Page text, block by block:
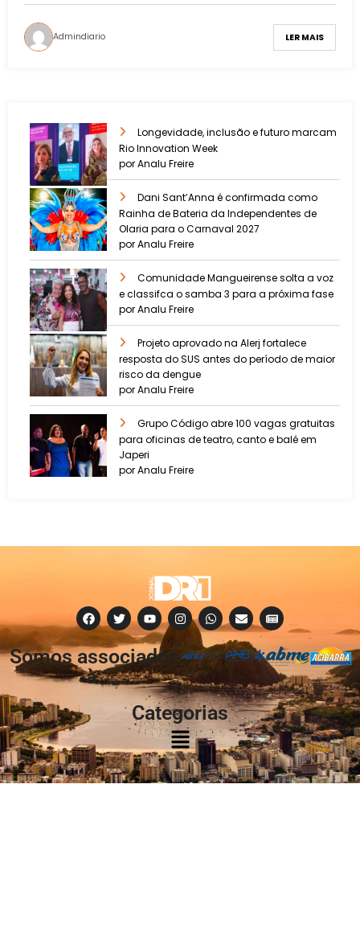
Admindiario LER MAIS
Longevidade, inclusão e futuro marcam
Rio Innovation Week
por Analu Freire
Dani Sant’Anna é confirmada como
Rainha de Bateria da Independentes de
Olaria para o Carnaval 2027
por Analu Freire
Comunidade Mangueirense solta a voz
e classifca o samba 3 para a próxima fase
por Analu Freire
Projeto aprovado na Alerj fortalece
resposta do SUS antes do período de maior
risco da dengue
por Analu Freire
Grupo Código abre 100 vagas gratuitas
para oficinas de teatro, canto e balé em
Japeri
por Analu Freire
Somos associados
à:
Categorias